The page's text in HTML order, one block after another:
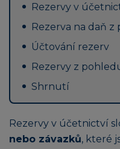
Rezervy v
Rezerva na daň z
Účtování rezerv
Rezervy z
Shrnutí
Rezervy v účetnictví
nebo závazků, které